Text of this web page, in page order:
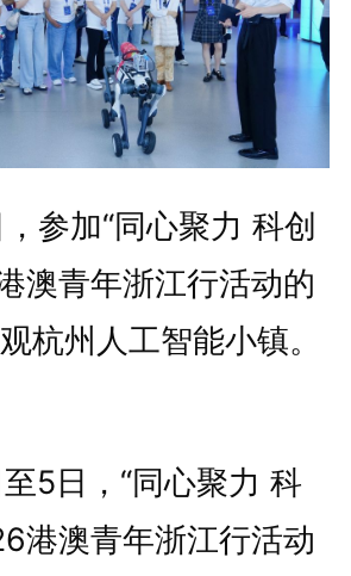
加“同心聚力 科创
澳青年浙江行活动的
杭州人工智能小镇。
日，“同心聚力 科
港澳青年浙江行活动